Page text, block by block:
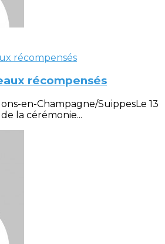
récompensés
en-Champagne/SuippesLe 13
la cérémonie...